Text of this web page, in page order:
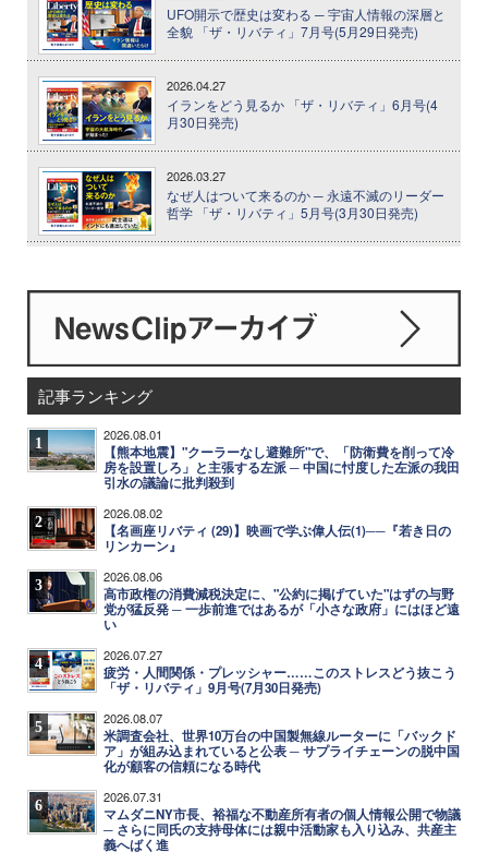
UFO開示で歴史は変わる ─ 宇宙人情報の深層と
全貌 「ザ・リバティ」7月号(5月29日発売)
2026.04.27
イランをどう見るか 「ザ・リバティ」6月号(4
月30日発売)
2026.03.27
なぜ人はついて来るのか ─ 永遠不滅のリーダー
哲学 「ザ・リバティ」5月号(3月30日発売)
記事ランキング
1 2026.08.01
【熊本地震】"クーラーなし避難所"で、「防衛費を削って冷
房を設置しろ」と主張する左派 ─ 中国に忖度した左派の我田
引水の議論に批判殺到
2 2026.08.02
【名画座リバティ (29)】映画で学ぶ偉人伝(1)──『若き日の
リンカーン』
3 2026.08.06
高市政権の消費減税決定に、"公約に掲げていた"はずの与野
党が猛反発 ─ 一歩前進ではあるが「小さな政府」にはほど遠
い
4 2026.07.27
疲労・人間関係・プレッシャー……このストレスどう抜こう
「ザ・リバティ」9月号(7月30日発売)
5 2026.08.07
米調査会社、世界10万台の中国製無線ルーターに「バックド
ア」が組み込まれていると公表 ─ サプライチェーンの脱中国
化が顧客の信頼になる時代
6 2026.07.31
マムダニNY市長、裕福な不動産所有者の個人情報公開で物議
─ さらに同氏の支持母体には親中活動家も入り込み、共産主
義へばく進